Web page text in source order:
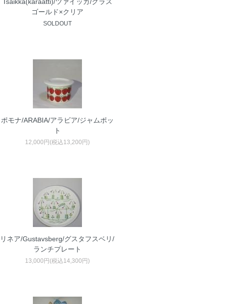
ゴールド×クリア
SOLDOUT
ポモナ/ARABIA/アラビア/ジャムポッ
ト
12,000円(税込13,200円)
リネア/Gustavsberg/グスタフスベリ/
ランチプレート
13,000円(税込14,300円)